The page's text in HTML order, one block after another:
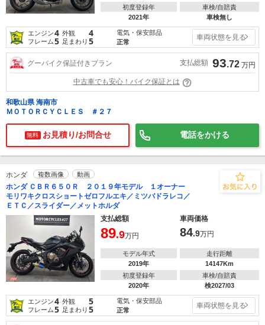
初度登録年
2021年
車検/自賠責
車検無し
エンジン4 外観 4
フレーム5 足まわり 5
電気・保安部品
正常
車両状態を見る
グーバイク保証付きプラン 支払総額 93.72 万円
中古車でも安心！バイク保証とは
和歌山県 海南市
ＭＯＴＯＲＣＹＣＬＥＳ ＃２７
無料 お見積り/お問合せ 電話をかける
ホンダ 複数画像 動画
ホンダ ＣＢＲ６５０Ｒ ２０１９年モデル １オーナー
モリワキクロスショートゼロフルエキ／ミツバドラレコ／
ＥＴＣ／スライダー／メットホルダ
支払総額
車両価格
89.9万円 84.9万円
モデル年式
2019年
走行距離
14147Km
初度登録年
2020年
車検/自賠責
検2027/03
エンジン4 外観 5
フレーム5 足まわり 5
電気・保安部品
正常
車両状態を見る